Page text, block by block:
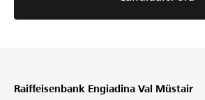
Raiffeisenbank Engiadina Val Müstair